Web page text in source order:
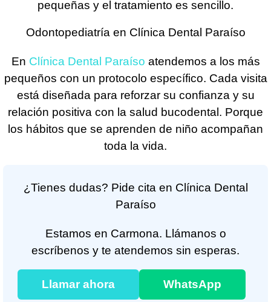
pequeñas y el tratamiento es sencillo.
Odontopediatría en Clínica Dental Paraíso
En Clínica Dental Paraíso atendemos a los más
pequeños con un protocolo específico. Cada visita
está diseñada para reforzar su confianza y su
relación positiva con la salud bucodental. Porque
los hábitos que se aprenden de niño acompañan
toda la vida.
¿Tienes dudas? Pide cita en Clínica Dental
Paraíso
Estamos en Carmona. Llámanos o
escríbenos y te atendemos sin esperas.
Llamar ahora WhatsApp